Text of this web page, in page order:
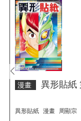
漫畫 異形貼紙
異形貼紙 漫畫 周顯宗
prev